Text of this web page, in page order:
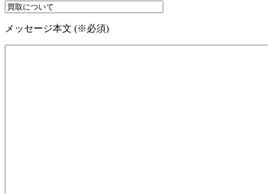
メッセージ本文 (※必須)